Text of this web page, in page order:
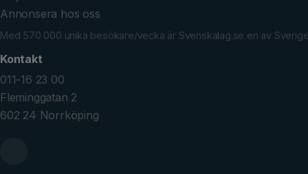
Annonsera hos oss
Med 570 000 unika besökare/vecka är Svenskalag.se en av
Kontakt
011-16 23 00
Fleminggatan 2
602 24 Norrköping